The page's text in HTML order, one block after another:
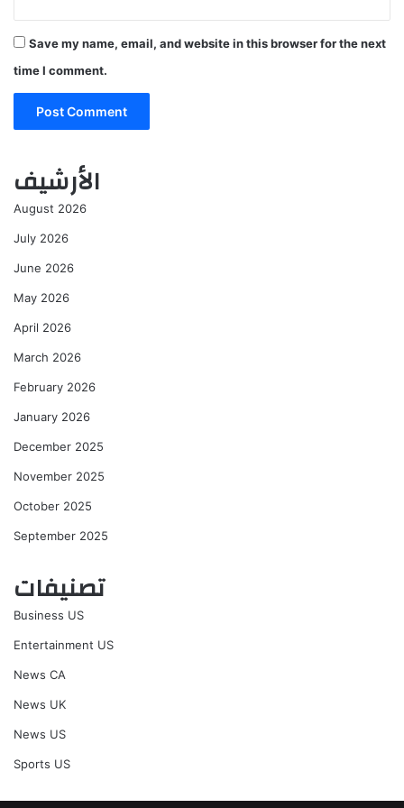
Save my name, email, and website in this browser for the next
time I comment.
الأرشيف
August 2026
July 2026
June 2026
May 2026
April 2026
March 2026
February 2026
January 2026
December 2025
November 2025
October 2025
September 2025
تصنيفات
Business US
Entertainment US
News CA
News UK
News US
Sports US